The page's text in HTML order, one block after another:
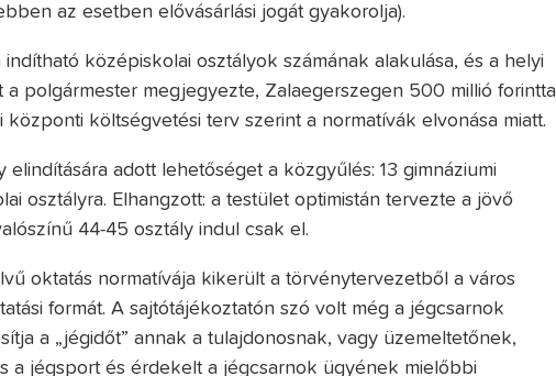
az esetben elővásárlási jogát gyakorolja).
középiskolai osztályok számának alakulása, és a helyi
polgármester megjegyezte, Zalaegerszegen 500 millió forinttal
költségvetési terv szerint a normatívák elvonása miatt.
adott lehetőséget a közgyűlés: 13 gimnáziumi
osztályra. Elhangzott: a testület optimistán tervezte a jövő
44-45 osztály indul csak el.
oktatás normatívája kikerült a törvénytervezetből a város
formát. A sajtótájékoztatón szó volt még a jégcsarnok
a „jégidőt” annak a tulajdonosnak, vagy üzemeltetőnek,
a jégsport és érdekelt a jégcsarnok ügyének mielőbbi